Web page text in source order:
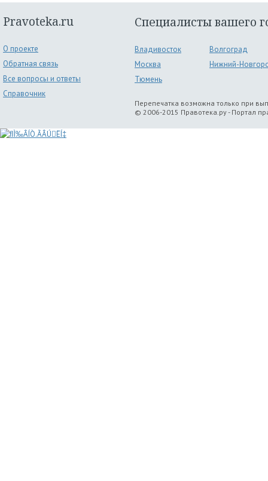
Pravoteka.ru
О проекте
Обратная связь
Все вопросы и ответы
Справочник
Специалисты вашего
Владивосток
Волгоград
Москва
Нижний-
Тюмень
Перепечатка возможна только при
© 2006-2015 Правотека.ру - Портал